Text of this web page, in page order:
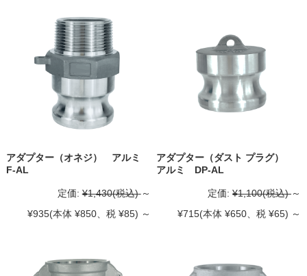
アダプター（オネジ） アルミ
F-AL
定価: ¥1,430(税込) ～
¥935(本体 ¥850、税 ¥85) ～
アダプター（ダスト プラグ）
アルミ DP-AL
定価: ¥1,100(税込) ～
¥715(本体 ¥650、税 ¥65) ～